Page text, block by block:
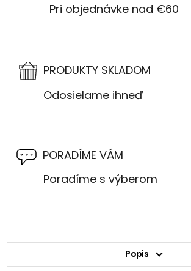
Pri objednávke nad €60
PRODUKTY SKLADOM
Odosielame ihneď
PORADÍME VÁM
Poradíme s výberom
Popis